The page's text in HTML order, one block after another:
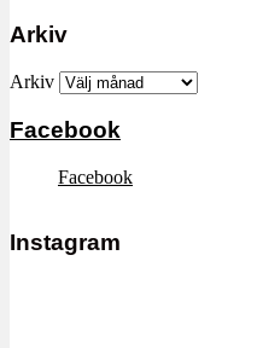
Arkiv
Arkiv
Facebook
Facebook
Instagram